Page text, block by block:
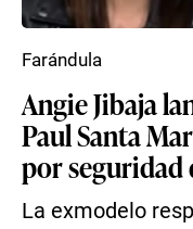
Angie Jibaja
Paul Santa
por seguridad
La exmodelo
Farándula